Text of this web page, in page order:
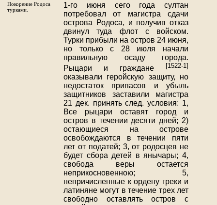
Покорение Родоса
турками.
1-го июня сего года султан
потребовал от магистра сдачи
острова Родоса, и получив отказ
двинул туда флот с войском.
Турки прибыли на остров 24 июня,
но только с 28 июля начали
правильную осаду города.
Рыцари и граждане
[1522-1]
оказывали геройскую защиту, но
недостаток припасов и убыль
защитников заставили магистра
21 дек. принять след. условия: 1,
Все рыцари оставят город и
остров в течении десяти дней; 2)
остающиеся на острове
освобождаются в течении пяти
лет от податей; 3, от родосцев не
будет сбора детей в янычары; 4,
свобода веры остается
неприкосновенною; 5,
непричисленные к ордену греки и
латиняне могут в течение трех лет
свободно оставлять остров с